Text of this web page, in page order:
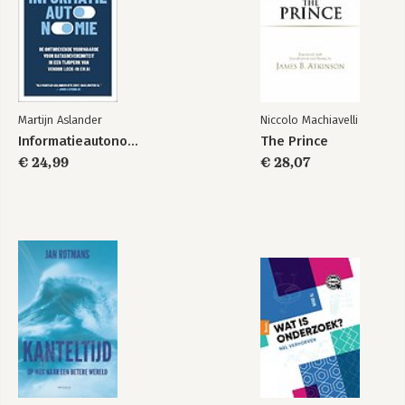
Martijn Aslander
Informatieautonomie
€ 24,99
Niccolo Machiavelli
The Prince
€ 28,07